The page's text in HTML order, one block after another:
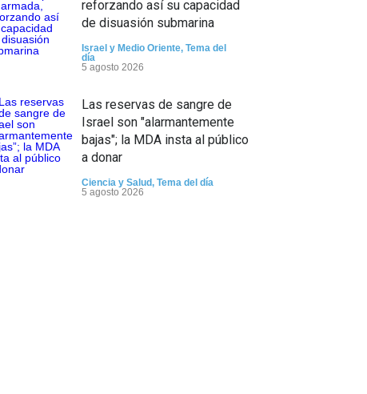
reforzando así su capacidad
de disuasión submarina
Israel y Medio Oriente, Tema del
día
5 agosto 2026
Las reservas de sangre de
Israel son "alarmantemente
bajas"; la MDA insta al público
a donar
Ciencia y Salud, Tema del día
5 agosto 2026